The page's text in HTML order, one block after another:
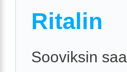
Ritalin
Sooviksin